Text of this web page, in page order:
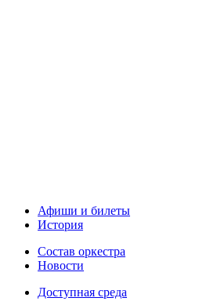
Афиши и билеты
История
Состав оркестра
Новости
Доступная среда